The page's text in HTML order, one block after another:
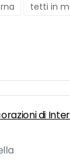
tetti in
di